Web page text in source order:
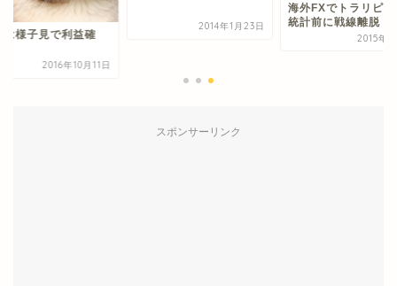
は様子見で利益確
2016年10月11日
2014年1月23日
海外FXでトラリピ：
統計前に戦線離脱
2015年6
スポンサーリンク